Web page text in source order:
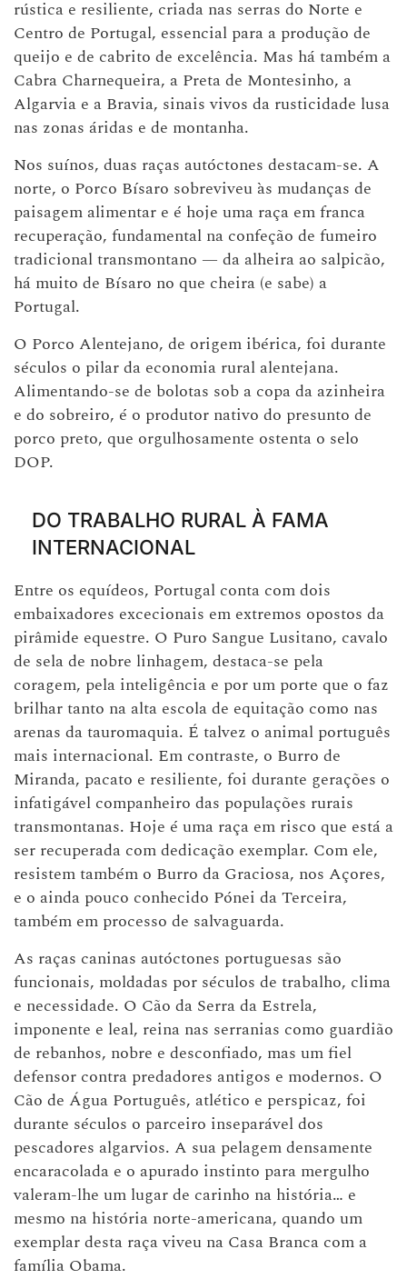
rústica e resiliente, criada nas serras do Norte e
Centro de Portugal, essencial para a produção de
queijo e de cabrito de excelência. Mas há também a
Cabra Charnequeira, a Preta de Montesinho, a
Algarvia e a Bravia, sinais vivos da rusticidade lusa
nas zonas áridas e de montanha.
Nos suínos, duas raças autóctones destacam-se. A
norte, o Porco Bísaro sobreviveu às mudanças de
paisagem alimentar e é hoje uma raça em franca
recuperação, fundamental na confeção de fumeiro
tradicional transmontano — da alheira ao salpicão,
há muito de Bísaro no que cheira (e sabe) a
Portugal.
O Porco Alentejano, de origem ibérica, foi durante
séculos o pilar da economia rural alentejana.
Alimentando-se de bolotas sob a copa da azinheira
e do sobreiro, é o produtor nativo do presunto de
porco preto, que orgulhosamente ostenta o selo
DOP.
DO TRABALHO RURAL À FAMA
INTERNACIONAL
Entre os equídeos, Portugal conta com dois
embaixadores excecionais em extremos opostos da
pirâmide equestre. O Puro Sangue Lusitano, cavalo
de sela de nobre linhagem, destaca-se pela
coragem, pela inteligência e por um porte que o faz
brilhar tanto na alta escola de equitação como nas
arenas da tauromaquia. É talvez o animal português
mais internacional. Em contraste, o Burro de
Miranda, pacato e resiliente, foi durante gerações o
infatigável companheiro das populações rurais
transmontanas. Hoje é uma raça em risco que está a
ser recuperada com dedicação exemplar. Com ele,
resistem também o Burro da Graciosa, nos Açores,
e o ainda pouco conhecido Pónei da Terceira,
também em processo de salvaguarda.
As raças caninas autóctones portuguesas são
funcionais, moldadas por séculos de trabalho, clima
e necessidade. O Cão da Serra da Estrela,
imponente e leal, reina nas serranias como guardião
de rebanhos, nobre e desconfiado, mas um fiel
defensor contra predadores antigos e modernos. O
Cão de Água Português, atlético e perspicaz, foi
durante séculos o parceiro inseparável dos
pescadores algarvios. A sua pelagem densamente
encaracolada e o apurado instinto para mergulho
valeram-lhe um lugar de carinho na história… e
mesmo na história norte-americana, quando um
exemplar desta raça viveu na Casa Branca com a
família Obama.